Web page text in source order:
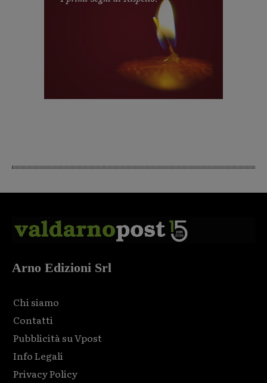
Arno Edizioni Srl
Chi siamo
Contatti
Pubblicità su Vpost
Info Legali
Privacy Policy